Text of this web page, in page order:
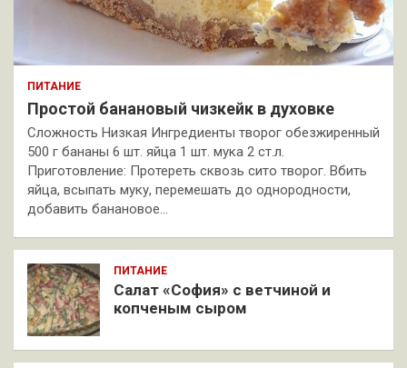
ПИТАНИЕ
Простой банановый чизкейк в духовке
Сложность Низкая Ингредиенты творог обезжиренный
500 г бананы 6 шт. яйца 1 шт. мука 2 ст.л.
Приготовление: Протереть сквозь сито творог. Вбить
яйца, всыпать муку, перемешать до однородности,
добавить банановое…
ПИТАНИЕ
Салат «София» с ветчиной и
копченым сыром